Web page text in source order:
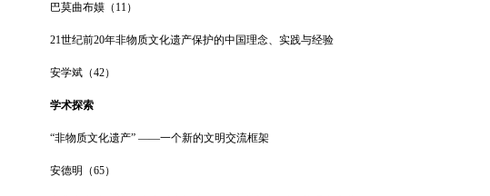
巴莫曲布嫫（11）
21世纪前20年非物质文化遗产保护的中国理念、实践与经验
安学斌（42）
学术探索
“非物质文化遗产” ——一个新的文明交流框架
安德明（65）